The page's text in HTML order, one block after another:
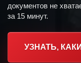
документов не
за 15 минут.
УЗНАТЬ,